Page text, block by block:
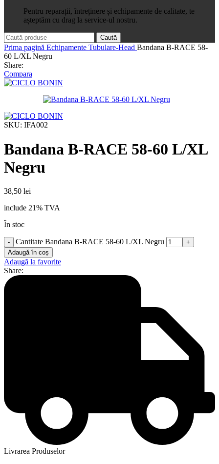
Pentru reparații, întreținere și echipamente de calitate, te
așteptăm cu drag la service-ul nostru.
Caută
Prima pagină Echipamente Tubulare-Head Bandana B-RACE 58-
60 L/XL Negru
Share:
Compara
SKU: IFA002
Bandana B-RACE 58-60 L/XL
Negru
38,50 lei
include 21% TVA
În stoc
Cantitate Bandana B-RACE 58-60 L/XL Negru
Adaugă în coș
Adaugă la favorite
Share:
Livrarea Produselor